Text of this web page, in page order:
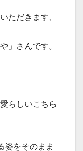
ただきます、
」さんです。
らしいこちら
姿をそのまま